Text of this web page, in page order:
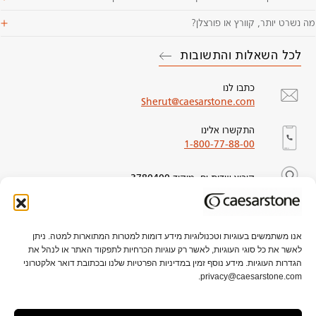
אנו משתמשים בעוגיות וטכנולוגיות מידע דומות למטרות המתוארות למטה. ניתן
לאשר את כל סוגי העוגיות, לאשר רק עוגיות הכרחיות לתפקוד האתר או לנהל את
הגדרות העוגיות. מידע נוסף זמין במדיניות הפרטיות שלנו ובכתובת דואר אלקטרוני
privacy@caesarstone.com.
מה נשרט יותר, קוורץ או פורצלן?
לכל השאלות והתשובות
כתבו לנו
Sherut@caesarstone.com
התקשרו אלינו
1-800-77-88-00
קיבוץ שדות ים, מיקוד 3780400
אודות אבן קיסר תקני איכות וקיימות